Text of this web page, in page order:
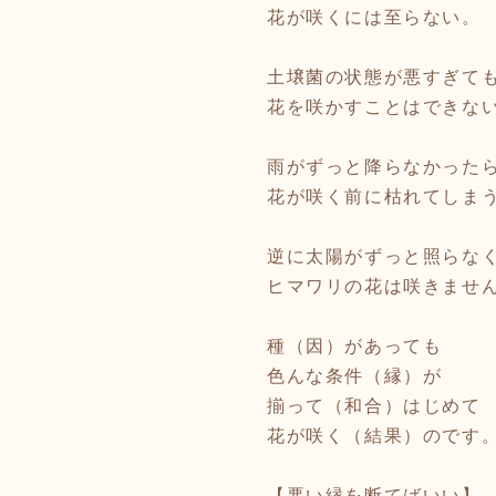
花が咲くには至らない。
土壌菌の状態が悪すぎても
花を咲かすことはできな
雨がずっと降らなかったら
花が咲く前に枯れてしまう
逆に太陽がずっと照らな
ヒマワリの花は咲きません
種（因）があっても
色んな条件（縁）が
揃って（和合）はじめて
花が咲く（結果）のです。